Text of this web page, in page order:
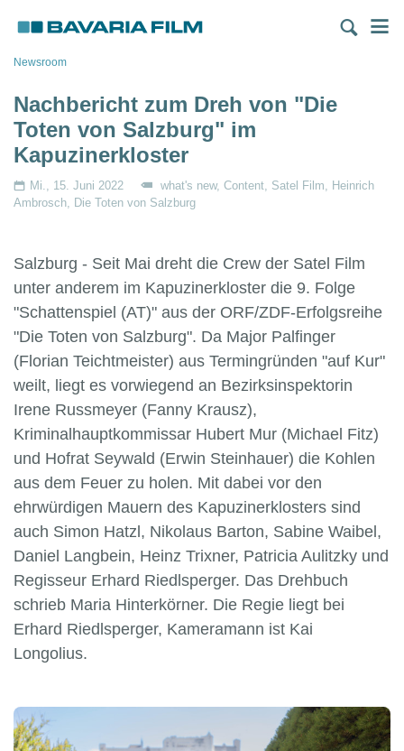
zum
Inhalt
Pfadnavigation
Newsroom
Nachbericht zum Dreh von "Die
Toten von Salzburg" im
Kapuzinerkloster
Mi., 15. Juni 2022 what's new Content Satel Film
Heinrich
Ambrosch Die Toten von Salzburg
Salzburg - Seit Mai dreht die Crew der Satel Film
unter anderem im Kapuzinerkloster die 9. Folge
"Schattenspiel (AT)" aus der ORF/ZDF-Erfolgsreihe
"Die Toten von Salzburg". Da Major Palfinger
(Florian Teichtmeister) aus Termingründen "auf Kur"
weilt, liegt es vorwiegend an Bezirksinspektorin
Irene Russmeyer (Fanny Krausz),
Kriminalhauptkommissar Hubert Mur (Michael Fitz)
und Hofrat Seywald (Erwin Steinhauer) die Kohlen
aus dem Feuer zu holen. Mit dabei vor den
ehrwürdigen Mauern des Kapuzinerklosters sind
auch Simon Hatzl, Nikolaus Barton, Sabine Waibel,
Daniel Langbein, Heinz Trixner, Patricia Aulitzky und
Regisseur Erhard Riedlsperger. Das Drehbuch
schrieb Maria Hinterkörner. Die Regie liegt bei
Erhard Riedlsperger, Kameramann ist Kai
Longolius.